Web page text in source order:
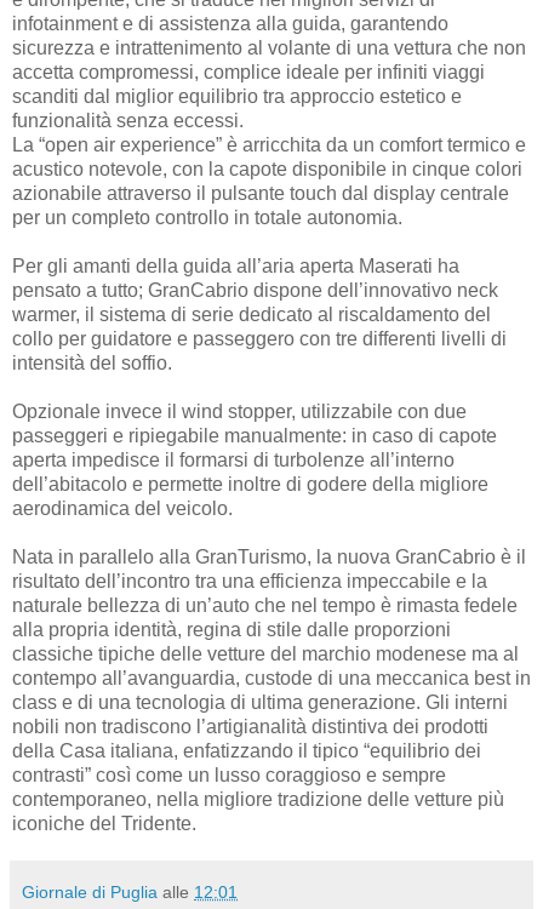
infotainment e di assistenza alla guida, garantendo
sicurezza e intrattenimento al volante di una vettura che non
accetta compromessi, complice ideale per infiniti viaggi
scanditi dal miglior equilibrio tra approccio estetico e
funzionalità senza eccessi.
La “open air experience” è arricchita da un comfort termico e
acustico notevole, con la capote disponibile in cinque colori
azionabile attraverso il pulsante touch dal display centrale
per un completo controllo in totale autonomia.
Per gli amanti della guida all’aria aperta Maserati ha
pensato a tutto; GranCabrio dispone dell’innovativo neck
warmer, il sistema di serie dedicato al riscaldamento del
collo per guidatore e passeggero con tre differenti livelli di
intensità del soffio.
Opzionale invece il wind stopper, utilizzabile con due
passeggeri e ripiegabile manualmente: in caso di capote
aperta impedisce il formarsi di turbolenze all’interno
dell’abitacolo e permette inoltre di godere della migliore
aerodinamica del veicolo.
Nata in parallelo alla GranTurismo, la nuova GranCabrio è il
risultato dell’incontro tra una efficienza impeccabile e la
naturale bellezza di un’auto che nel tempo è rimasta fedele
alla propria identità, regina di stile dalle proporzioni
classiche tipiche delle vetture del marchio modenese ma al
contempo all’avanguardia, custode di una meccanica best in
class e di una tecnologia di ultima generazione. Gli interni
nobili non tradiscono l’artigianalità distintiva dei prodotti
della Casa italiana, enfatizzando il tipico “equilibrio dei
contrasti” così come un lusso coraggioso e sempre
contemporaneo, nella migliore tradizione delle vetture più
iconiche del Tridente.
Giornale di Puglia alle 12:01